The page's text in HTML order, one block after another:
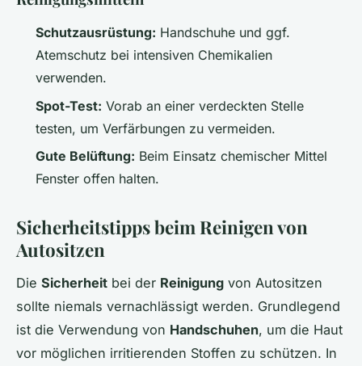
Schutzausrüstung: Handschuhe und ggf.
Atemschutz bei intensiven Chemikalien
verwenden.
Spot-Test: Vorab an einer verdeckten Stelle
testen, um Verfärbungen zu vermeiden.
Gute Belüftung: Beim Einsatz chemischer Mittel
Fenster offen halten.
Sicherheitstipps beim Reinigen von
Autositzen
Die Sicherheit bei der Reinigung von Autositzen
sollte niemals vernachlässigt werden. Grundlegend
ist die Verwendung von Handschuhen, um die Haut
vor möglichen irritierenden Stoffen zu schützen. In